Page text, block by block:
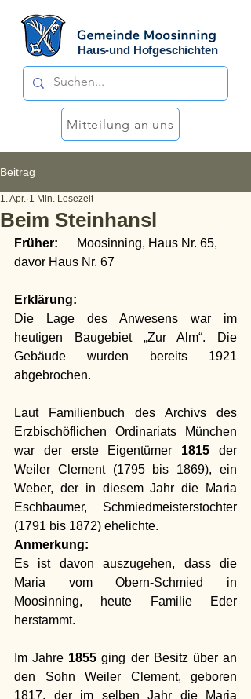
Haus-und Hofgeschichten
Mitteilung an uns
Beitrag
Beim Steinhansl
1. Apr. 1 Min. Lesezeit
Früher:
davor Haus Nr. 67
Erklärung:
Die Lage des Anwesens war im
heutigen Baugebiet „Zur Alm“. Die
Gebäude wurden bereits 1921
abgebrochen.
Laut Familienbuch des Archivs des
Erzbischöflichen Ordinariats München
war der erste Eigentümer 1815 der
Weiler Clement (1795 bis 1869), ein
Weber, der in diesem Jahr die Maria
Eschbaumer, Schmiedmeisterstochter
(1791 bis 1872) ehelichte.
Anmerkung:
Es ist davon auszugehen, dass die
Maria vom Obern-Schmied in
Moosinning, heute Familie Eder
herstammt.
Im Jahre 1855 ging der Besitz über an
den Sohn Weiler Clement, geboren
1817, der im selben Jahr die Maria